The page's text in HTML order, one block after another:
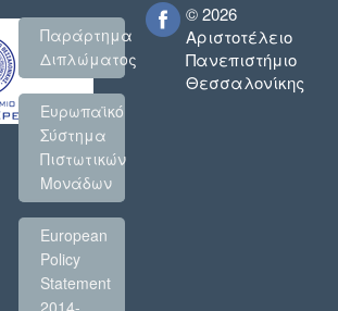
Παράρτημα
Διπλώματος
Ευρωπαϊκό
Σύστημα
Πιστωτικών
Μονάδων
European
Policy
Statement
© 2026
Αριστοτέλειο
Πανεπιστήμιο
Θεσσαλονίκης